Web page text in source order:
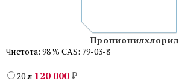
Пропионилхлорид
Чистота: 98 % CAS: 79-03-8
20 л 120 000 ₽